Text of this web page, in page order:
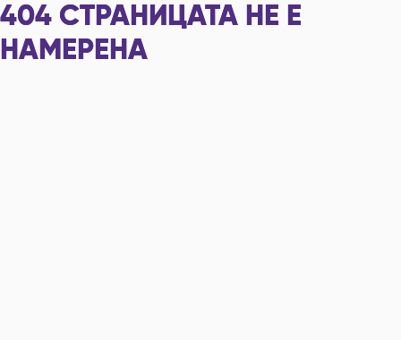
404 СТРАНИЦАТА НЕ Е
НАМЕРЕНА